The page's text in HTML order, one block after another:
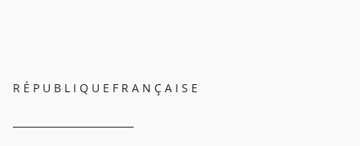
R É P U B L I Q U E F R A N Ç A I S E